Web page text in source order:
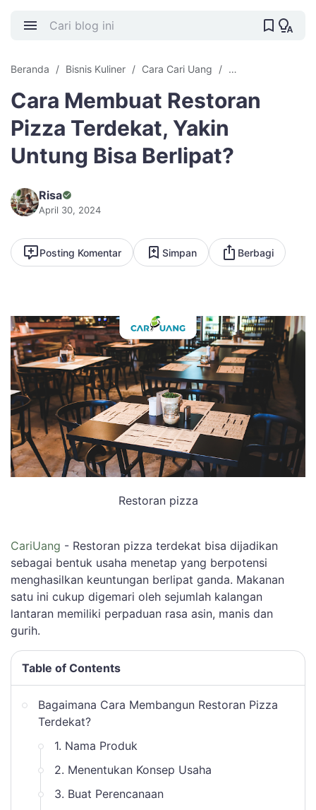
Beranda Bisnis Kuliner Cara Cari Uang Cara Membuat
Cara Membuat Restoran
Pizza Terdekat, Yakin
Untung Bisa Berlipat?
Risa
April 30, 2024
Posting Komentar Simpan Berbagi
Restoran pizza
CariUang - Restoran pizza terdekat bisa dijadikan
sebagai bentuk usaha menetap yang berpotensi
menghasilkan keuntungan berlipat ganda. Makanan
satu ini cukup digemari oleh sejumlah kalangan
lantaran memiliki perpaduan rasa asin, manis dan
gurih.
Table of Contents
Bagaimana Cara Membangun Restoran Pizza
Terdekat?
1. Nama Produk
2. Menentukan Konsep Usaha
3. Buat Perencanaan